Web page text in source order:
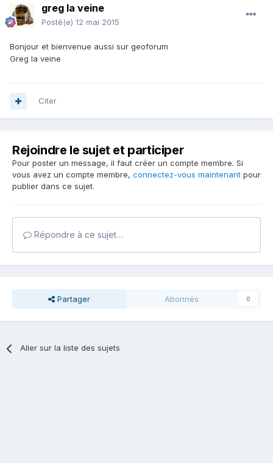
greg la veine
Posté(e) 12 mai 2015
Bonjour et bienvenue aussi sur geoforum
Greg la veine
Citer
Rejoindre le sujet et participer
Pour poster un message, il faut créer un compte membre. Si
vous avez un compte membre, connectez-vous maintenant pour
publier dans ce sujet.
Répondre à ce sujet…
Partager Abonnés 0
Aller sur la liste des sujets